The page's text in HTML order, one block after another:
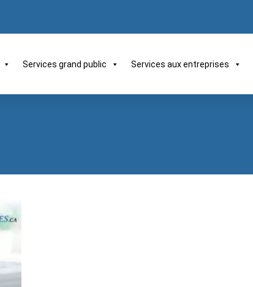
Services grand public Services aux entreprises